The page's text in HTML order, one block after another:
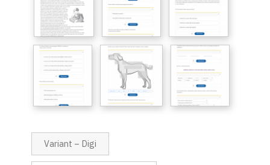
Variant – Digi